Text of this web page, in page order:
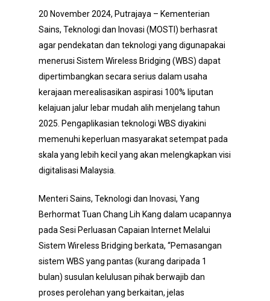
20 November 2024, Putrajaya – Kementerian
Sains, Teknologi dan Inovasi (MOSTI) berhasrat
agar pendekatan dan teknologi yang digunapakai
menerusi Sistem Wireless Bridging (WBS) dapat
dipertimbangkan secara serius dalam usaha
kerajaan merealisasikan aspirasi 100% liputan
kelajuan jalur lebar mudah alih menjelang tahun
2025. Pengaplikasian teknologi WBS diyakini
memenuhi keperluan masyarakat setempat pada
skala yang lebih kecil yang akan melengkapkan visi
digitalisasi Malaysia.
Menteri Sains, Teknologi dan Inovasi, Yang
Berhormat Tuan Chang Lih Kang dalam ucapannya
pada Sesi Perluasan Capaian Internet Melalui
Sistem Wireless Bridging berkata, “Pemasangan
sistem WBS yang pantas (kurang daripada 1
bulan) susulan kelulusan pihak berwajib dan
proses perolehan yang berkaitan, jelas